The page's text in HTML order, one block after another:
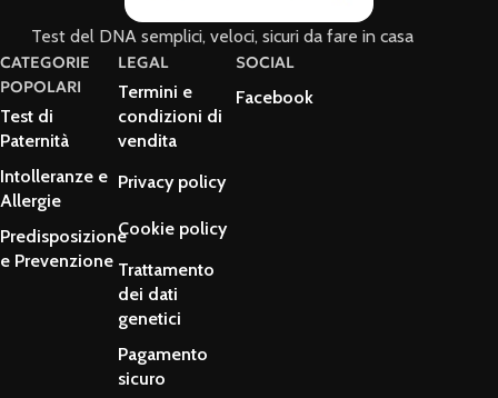
Test del DNA semplici, veloci, sicuri da fare in casa
CATEGORIE
POPOLARI
Test di
Paternità
Intolleranze e
Allergie
Predisposizione
e Prevenzione
LEGAL
Termini e
condizioni di
vendita
Privacy policy
Cookie policy
Trattamento
dei dati
genetici
Pagamento
sicuro
SOCIAL
Facebook